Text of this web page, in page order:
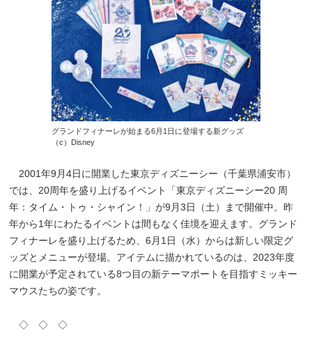
グランドフィナーレが始まる6月1日に登場する新グッズ
（c）Disney
2001年9月4日に開業した東京ディズニーシー（千葉県浦安市）
では、20周年を盛り上げるイベント「東京ディズニーシー20 周
年：タイム・トゥ・シャイン！」が9月3日（土）まで開催中。昨
年から1年にわたるイベントは間もなく佳境を迎えます。グランド
フィナーレを盛り上げるため、6月1日（水）からは新しい限定グ
ッズとメニューが登場。アイテムに描かれているのは、2023年度
に開業が予定されている8つ目の新テーマポートを目指すミッキー
マウスたちの姿です。
◇ ◇ ◇